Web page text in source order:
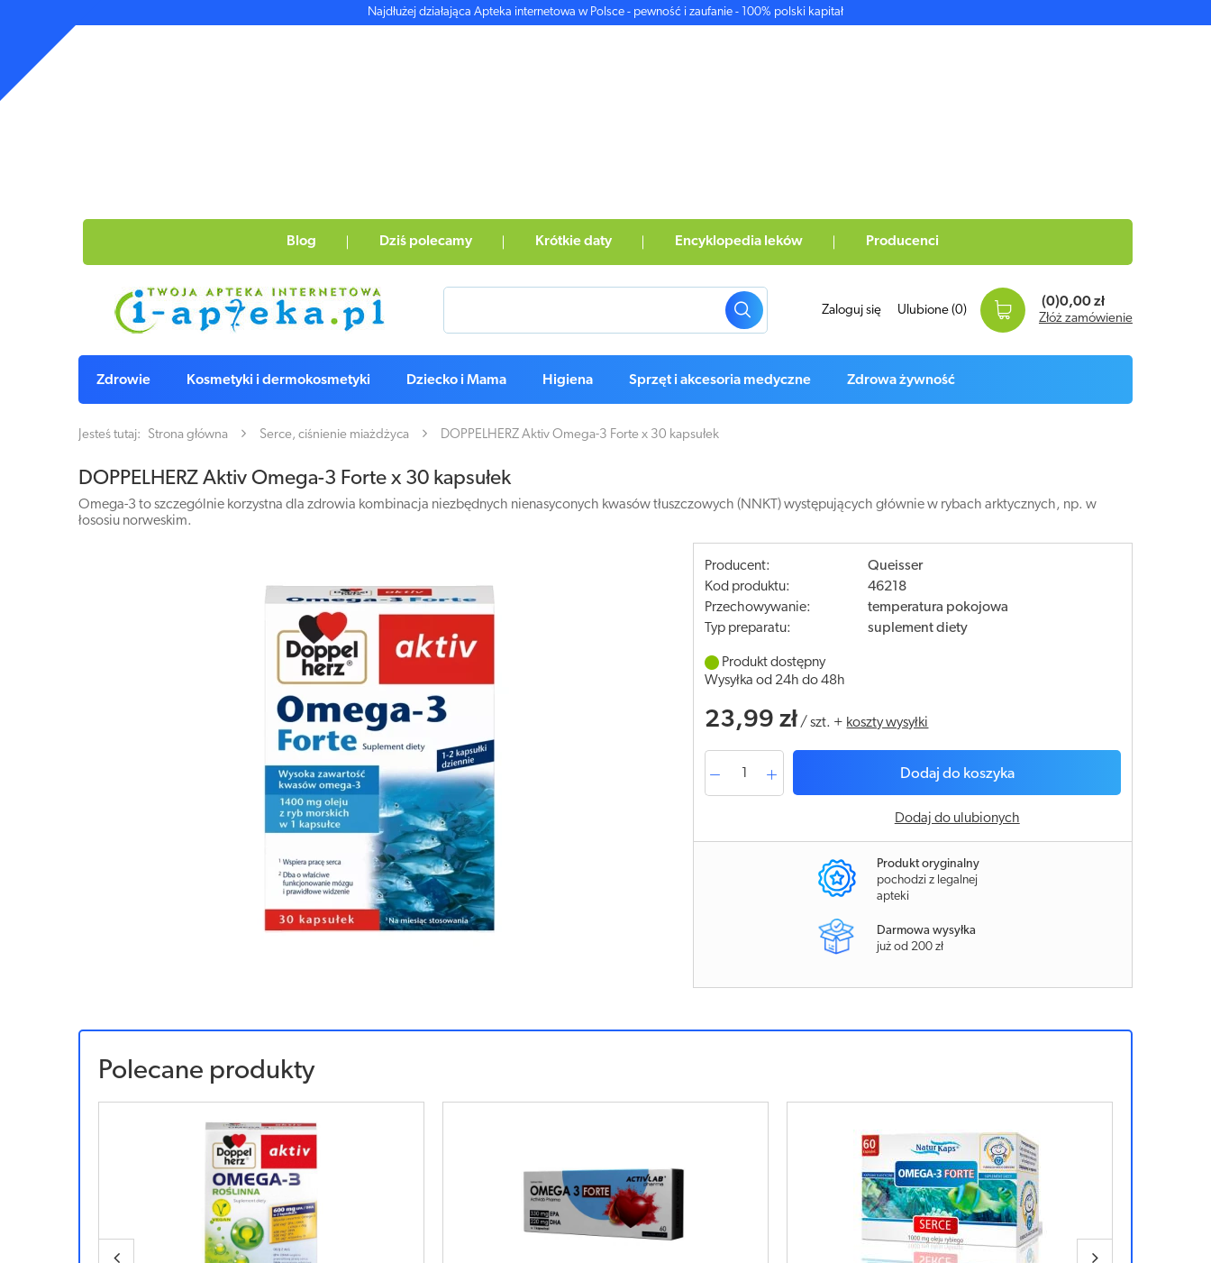
Najdłużej działająca Apteka internetowa w Polsce - pewność i zaufanie - 100% polski kapitał
Blog Dziś polecamy Krótkie daty Encyklopedia leków Producenci
Zaloguj się Ulubione (0)
(0)0,00 zł
Złóż zamówienie
Zdrowie Kosmetyki i dermokosmetyki Dziecko i Mama Higiena Sprzęt i akcesoria medyczne Zdrowa żywność
Jesteś tutaj: Strona główna Serce, ciśnienie miażdżyca DOPPELHERZ Aktiv Omega-3 Forte x 30 kapsułek
DOPPELHERZ Aktiv Omega-3 Forte x 30 kapsułek
Omega-3 to szczególnie korzystna dla zdrowia kombinacja niezbędnych nienasyconych kwasów tłuszczowych (NNKT) występujących głównie w rybach arktycznych, np. w
łososiu norweskim.
Producent:
Queisser
Kod produktu:
46218
Przechowywanie:
temperatura pokojowa
Typ preparatu:
suplement diety
Produkt dostępny
Wysyłka od 24h do 48h
23,99 zł /szt. + koszty wysyłki
Dodaj do koszyka
Dodaj do ulubionych
Produkt oryginalny
pochodzi z legalnej
apteki
Darmowa wysyłka
już od 200 zł
Polecane produkty